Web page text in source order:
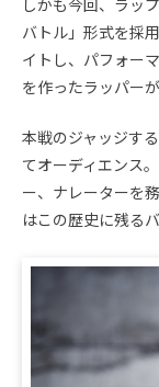
しかも今回、ラッ
バトル」形式を採
イトし、パフォー
を作ったラッパー
本戦のジャッジす
てオーディエンス
ー、ナレーターを
はこの歴史に残る